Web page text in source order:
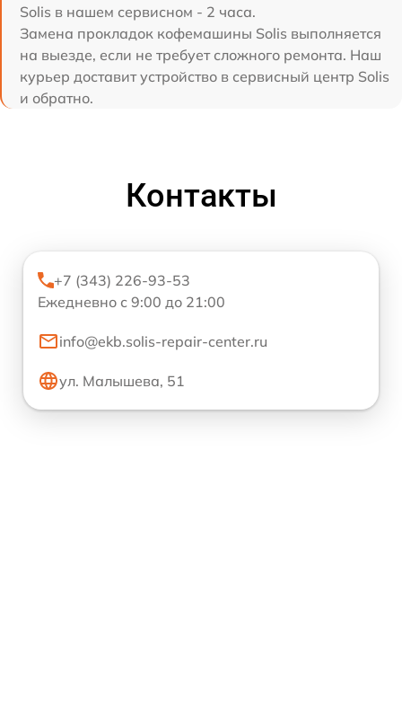
Solis в нашем сервисном - 2 часа.
Замена прокладок кофемашины Solis выполняется
на выезде, если не требует сложного ремонта. Наш
курьер доставит устройство в сервисный центр Solis
и обратно.
Контакты
+7 (343) 226-93-53
Ежедневно с 9:00 до 21:00
info@ekb.solis-repair-center.ru
ул. Малышева, 51